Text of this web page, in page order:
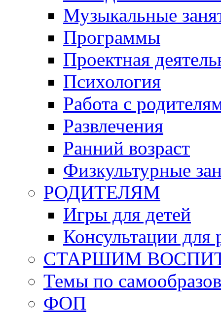
Музыкальные
Программы
Проектная
Психология
Работа с
Развлечения
Ранний возраст
Физкультурные
РОДИТЕЛЯМ
Игры для детей
Консультации для
СТАРШИМ
Темы по
ФОП